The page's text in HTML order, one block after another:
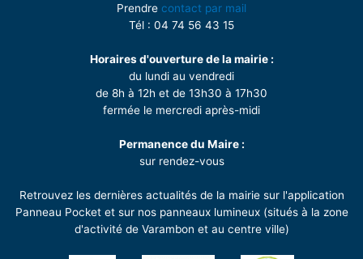
Prendre contact par mail
Tél : 04 74 56 43 15
Horaires d'ouverture de la mairie :
du lundi au vendredi
de 8h à 12h et de 13h30 à 17h30
fermée le mercredi après-midi
Permanence du Maire :
sur rendez-vous
Retrouvez les dernières actualités de la mairie sur l'application
Panneau Pocket et sur nos panneaux lumineux (situés à la zone
d'activité de Varambon et au centre ville)